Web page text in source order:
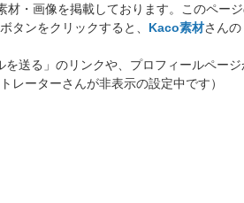
・画像を掲載しております。このペー
タンをクリックすると、 Kaco素材さんの
を送る」のリンクや、プロフィールペー
レーターさんが非表示の設定中です）